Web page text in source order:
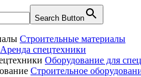
Search Button
Строительные материалы
Аренда спецтехники
Оборудование для
Строительное